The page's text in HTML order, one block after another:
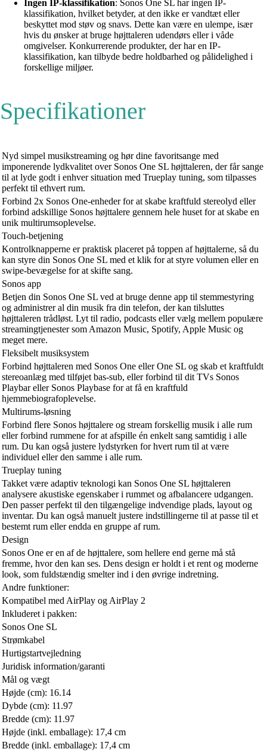
Ingen IP-klassifikation: Sonos One SL har ingen IP-
klassifikation, hvilket betyder, at den ikke er vandtæt eller
beskyttet mod støv og snavs. Dette kan være en ulempe, især
hvis du ønsker at bruge højttaleren udendørs eller i våde
omgivelser. Konkurrerende produkter, der har en IP-
klassifikation, kan tilbyde bedre holdbarhed og pålidelighed i
forskellige miljøer.
Specifikationer
Nyd simpel musikstreaming og hør dine favoritsange med
imponerende lydkvalitet over Sonos One SL højttaleren, der får sange
til at lyde godt i enhver situation med Trueplay tuning, som tilpasses
perfekt til ethvert rum.
Forbind 2x Sonos One-enheder for at skabe kraftfuld stereolyd eller
forbind adskillige Sonos højttalere gennem hele huset for at skabe en
unik multirumsoplevelse.
Touch-betjening
Kontrolknapperne er praktisk placeret på toppen af højttalerne, så du
kan styre din Sonos One SL med et klik for at styre volumen eller en
swipe-bevægelse for at skifte sang.
Sonos app
Betjen din Sonos One SL ved at bruge denne app til stemmestyring
og administrer al din musik fra din telefon, der kan tilsluttes
højttaleren trådløst. Lyt til radio, podcasts eller vælg mellem populære
streamingtjenester som Amazon Music, Spotify, Apple Music og
meget mere.
Fleksibelt musiksystem
Forbind højttaleren med Sonos One eller One SL og skab et kraftfuldt
stereoanlæg med tilføjet bas-sub, eller forbind til dit TVs Sonos
Playbar eller Sonos Playbase for at få en kraftfuld
hjemmebiografoplevelse.
Multirums-løsning
Forbind flere Sonos højttalere og stream forskellig musik i alle rum
eller forbind rummene for at afspille én enkelt sang samtidig i alle
rum. Du kan også justere lydstyrken for ​​hvert rum til at være
individuel eller den samme i alle rum.
Trueplay tuning
Takket være adaptiv teknologi kan Sonos One SL højttaleren
analysere akustiske egenskaber i rummet og afbalancere udgangen.
Den passer perfekt til den tilgængelige indvendige plads, layout og
inventar. Du kan også manuelt justere indstillingerne til at passe til et
bestemt rum eller endda en gruppe af rum.
Design
Sonos One er en af de højttalere, som hellere end gerne må stå
fremme, hvor den kan ses. Dens design er holdt i et rent og moderne
look, som fuldstændig smelter ind i den øvrige indretning.
Andre funktioner:
Kompatibel med AirPlay og AirPlay 2
Inkluderet i pakken:
Sonos One SL
Strømkabel
Hurtigstartvejledning
Juridisk information/garanti
Mål og vægt
Højde (cm): 16.14
Dybde (cm): 11.97
Bredde (cm): 11.97
Højde (inkl. emballage): 17,4 cm
Bredde (inkl. emballage): 17,4 cm